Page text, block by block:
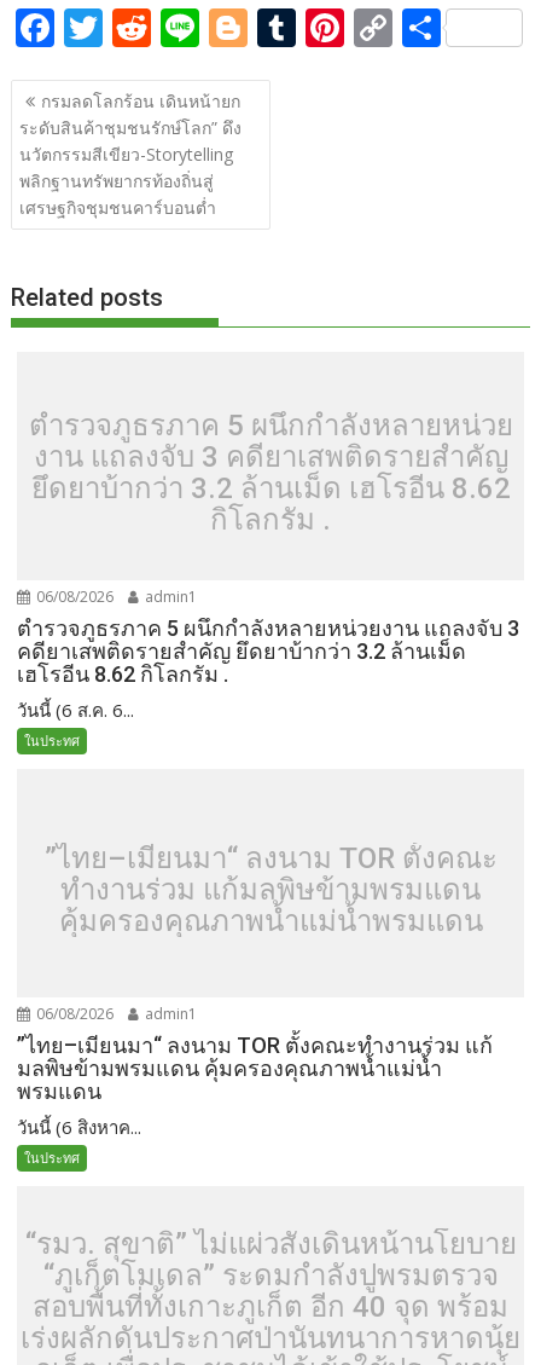
F
ac
e
b
o
o
T
w
itt
er
R
e
d
di
t
Li
n
e
Bl
o
T Pi C S
แนะแนว
เรื่อง
กรมลดโลกร้อน เดินหน้ายก
ระดับสินค้าชุมชนรักษ์โลก” ดึง
นวัตกรรมสีเขียว-Storytelling
พลิกฐานทรัพยากรท้องถิ่นสู่
เศรษฐกิจชุมชนคาร์บอนต่ำ
Related posts
ตำรวจภูธรภาค 5 ผนึกกำลังหลายหน่วย
งาน แถลงจับ 3 คดียาเสพติดรายสำคัญ
ยึดยาบ้ากว่า 3.2 ล้านเม็ด เฮโรอีน 8.62
กิโลกรัม .
06/08/2026 admin1
ตำรวจภูธรภาค 5 ผนึกกำลังหลายหน่วยงาน แถลงจับ 3
คดียาเสพติดรายสำคัญ ยึดยาบ้ากว่า 3.2 ล้านเม็ด
เฮโรอีน 8.62 กิโลกรัม .
วันนี้ (6 ส.ค. 6...
ในประทศ
”ไทย–เมียนมา“ ลงนาม TOR ตั้งคณะ
ทำงานร่วม แก้มลพิษข้ามพรมแดน
คุ้มครองคุณภาพน้ำแม่น้ำพรมแดน
06/08/2026 admin1
”ไทย–เมียนมา“ ลงนาม TOR ตั้งคณะทำงานร่วม แก้
มลพิษข้ามพรมแดน คุ้มครองคุณภาพน้ำแม่น้ำ
พรมแดน
วันนี้ (6 สิงหาค...
ในประทศ
“รมว. สุขาติ” ไม่แผ่วสั่งเดินหน้านโยบาย
“ภูเก็ตโมเดล” ระดมกำลังปูพรมตรวจ
สอบพื้นที่ทั้งเกาะภูเก็ต อีก 40 จุด พร้อม
เร่งผลักดันประกาศป่านันทนาการหาดนุ้ย